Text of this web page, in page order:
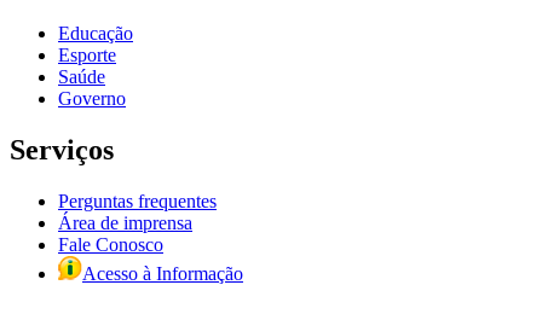
Educação
Esporte
Saúde
Governo
Serviços
Perguntas frequentes
Área de imprensa
Fale Conosco
Acesso à Informação